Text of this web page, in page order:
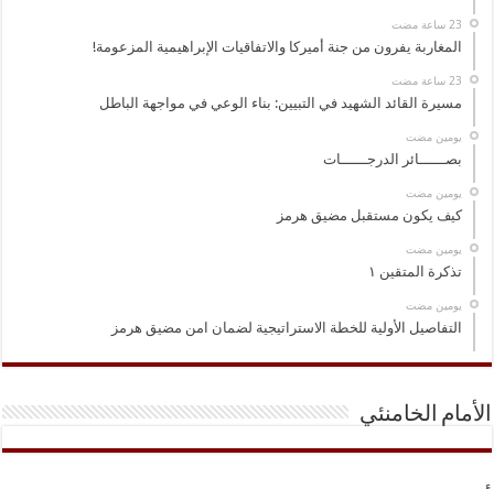
المغاربة يفرون من جنة أميركا والاتفاقيات الإبراهيمية المزعومة!
مسيرة القائد الشهيد في التبيين: بناء الوعي في مواجهة الباطل
‏يومين مضت
بصــــــائر الدرجــــــات
‏يومين مضت
كيف يكون مستقبل مضيق هرمز
‏يومين مضت
تذكرة المتقين ١
‏يومين مضت
التفاصيل الأولية للخطة الاستراتيجية لضمان امن مضيق هرمز
الأمام الخامنئي